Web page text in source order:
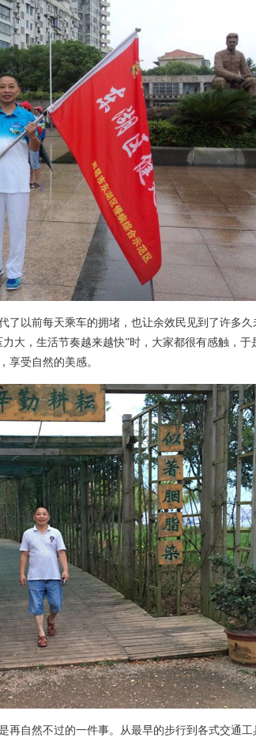
了以前每天乘车的拥堵，也让余效民见到了许多久
大，生活节奏越来越快”时，大家都很有感触，于
享受自然的美感。
再自然不过的一件事。从最早的步行到各式交通工